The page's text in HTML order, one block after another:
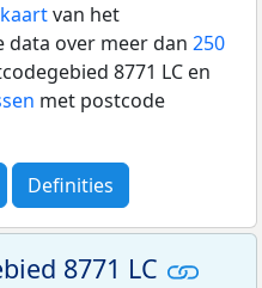
kaartvan het
data over meer dan 250
8771 LC en
met postcode
Definities
8771 LC